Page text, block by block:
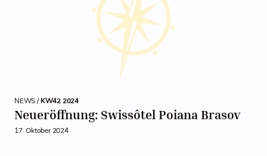
NEWS /KW42 2024
Neueröffnung: Swissôtel Poiana Brasov
17. Oktober 2024